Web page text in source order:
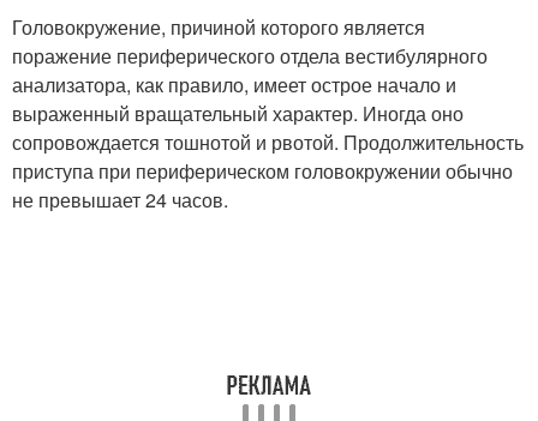
Головокружение, причиной которого является
поражение периферического отдела вестибулярного
анализатора, как правило, имеет острое начало и
выраженный вращательный характер. Иногда оно
сопровождается тошнотой и рвотой. Продолжительность
приступа при периферическом головокружении обычно
не превышает 24 часов.